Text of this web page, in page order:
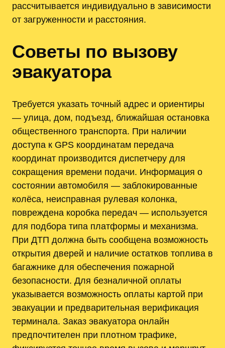
рассчитывается индивидуально в зависимости
от загруженности и расстояния.
Советы по вызову
эвакуатора
Требуется указать точный адрес и ориентиры
— улица, дом, подъезд, ближайшая остановка
общественного транспорта. При наличии
доступа к GPS координатам передача
координат производится диспетчеру для
сокращения времени подачи. Информация о
состоянии автомобиля — заблокированные
колёса, неисправная рулевая колонка,
повреждена коробка передач — используется
для подбора типа платформы и механизма.
При ДТП должна быть сообщена возможность
открытия дверей и наличие остатков топлива в
багажнике для обеспечения пожарной
безопасности. Для безналичной оплаты
указывается возможность оплаты картой при
эвакуации и предварительная верификация
терминала. Заказ эвакуатора онлайн
предпочтителен при плотном трафике,